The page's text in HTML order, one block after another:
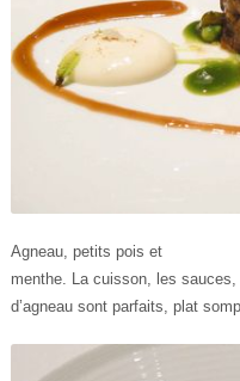
Agneau, petits pois et
menthe. La cuisson, les
d’agneau sont parfaits, plat